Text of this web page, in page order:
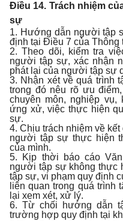
Điều 14. Trách nhiệm
sự
1. Hướng dẫn người tập
định tại Điều 7 của Thông
2. Theo dõi, kiểm tra
người tập sự, xác nhận
phát lại của người tập sự
3. Nhận xét về quá trình
trong đó nêu rõ ưu
chuyên môn, nghiệp
ứng xử, việc thực hiện
sự.
4. Chịu trách nhiệm về
người tập sự thực hiện
của mình.
5. Kịp thời báo cáo
người tập sự không thực
tập sự, vi phạm quy định
liên quan trong quá trình
lại xem xét, xử lý.
6. Từ chối hướng dẫn
trường hợp quy định tại